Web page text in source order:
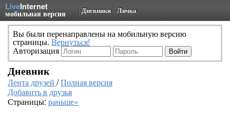
LiveInternet
мобильная версия Дневники Личка
Вы были перенаправлены на мобильную версию
страницы. Вернуться!
Авторизация
Дневник
Лента друзей /Полная версия
Добавить в друзья
Страницы: раньше»